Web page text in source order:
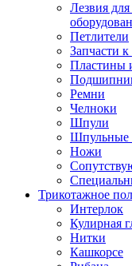
Лезвия
Петлители
Запчасти
Пластины
Ремни
Челноки
Шпули
Шпульные
Ножи
Трикотажное
Интерлок
Кулирная
Нитки
Кашкорсе